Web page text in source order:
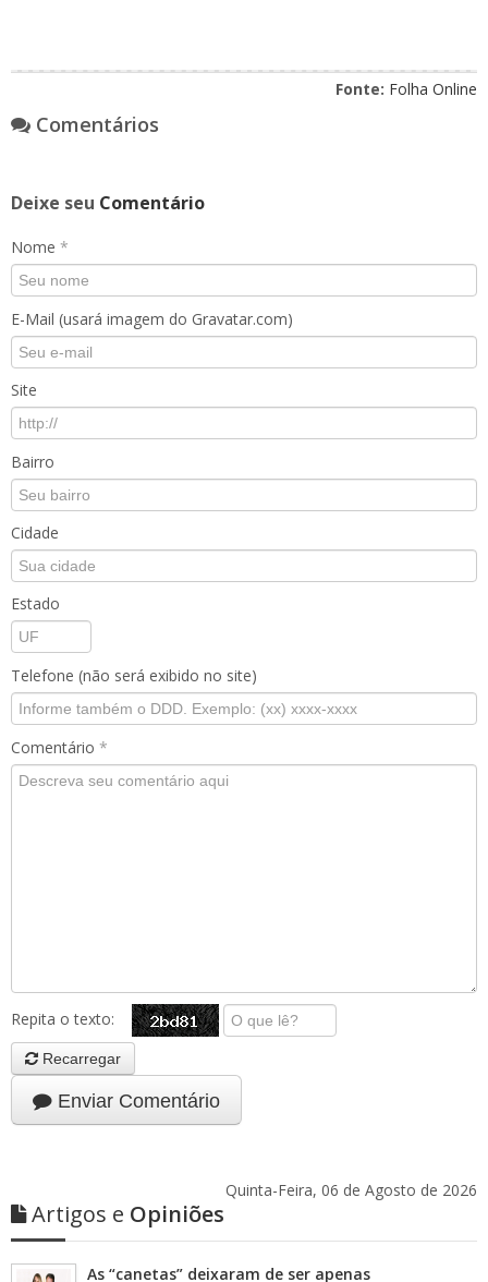
Fonte: Folha Online
Comentários
Deixe seu Comentário
Nome *
E-Mail (usará imagem do Gravatar.com)
Site
Bairro
Cidade
Estado
Telefone (não será exibido no site)
Comentário *
Repita o texto:
Recarregar
Enviar Comentário
Quinta-Feira, 06 de Agosto de 2026
Artigos e Opiniões
As “canetas” deixaram de ser apenas